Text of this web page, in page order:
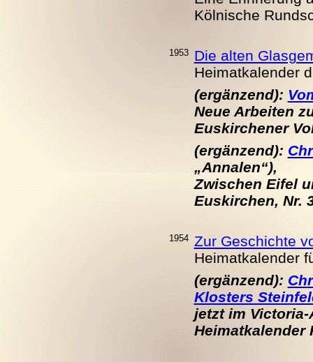
Kölnische
1953
Die alten
Heimatkalender
(ergänzend):
Neue Arbeiten
Euskirchener
(ergänzend):
„Annalen“),
Zwischen Eifel
Euskirchen, Nr.
1954 Zur Geschichte
Heimatkalender
(ergänzend):
Klosters
jetzt im
Heimatkalender